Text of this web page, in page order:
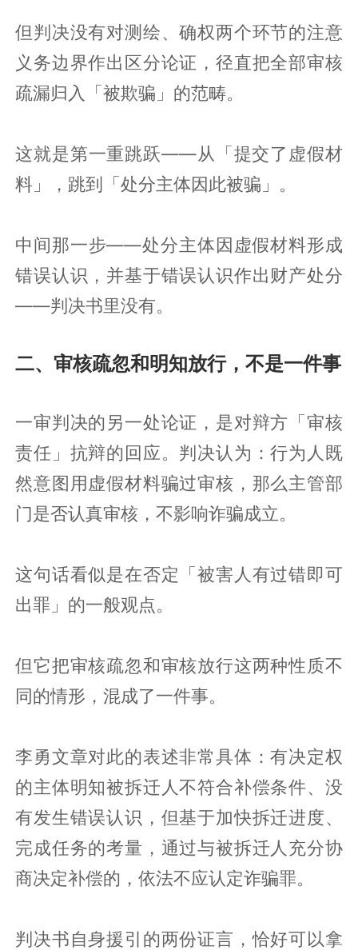
但判决没有对测绘、确权两个环节的注意
义务边界作出区分论证，径直把全部审核
疏漏归入「被欺骗」的范畴。
这就是第一重跳跃——从「提交了虚假材
料」，跳到「处分主体因此被骗」。
中间那一步——处分主体因虚假材料形成
错误认识，并基于错误认识作出财产处分
——判决书里没有。
二、审核疏忽和明知放行，不是一件事
一审判决的另一处论证，是对辩方「审核
责任」抗辩的回应。判决认为：行为人既
然意图用虚假材料骗过审核，那么主管部
门是否认真审核，不影响诈骗成立。
这句话看似是在否定「被害人有过错即可
出罪」的一般观点。
但它把审核疏忽和审核放行这两种性质不
同的情形，混成了一件事。
李勇文章对此的表述非常具体：有决定权
的主体明知被拆迁人不符合补偿条件、没
有发生错误认识，但基于加快拆迁进度、
完成任务的考量，通过与被拆迁人充分协
商决定补偿的，依法不应认定诈骗罪。
判决书自身援引的两份证言，恰好可以拿